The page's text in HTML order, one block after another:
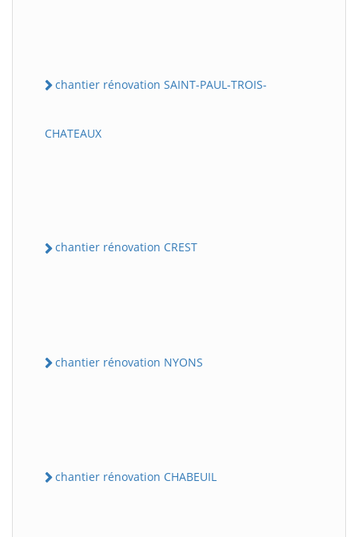
chantier rénovation SAINT-PAUL-TROIS-
CHATEAUX
chantier rénovation CREST
chantier rénovation NYONS
chantier rénovation CHABEUIL